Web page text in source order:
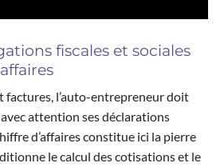
fiscales et sociales
factures, l’auto-entrepreneur doit
attention ses déclarations
d’affaires constitue ici la pierre
le calcul des cotisations et le